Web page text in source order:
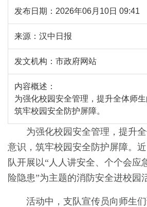
发布日期： 2026年06月10日 09:41
来源： 汉中日报
发文机构： 市政府网站
内容概述：
为强化校园安全管理，提升全体师生
筑牢校园安全防护屏障。
为强化校园安全管理，提升
意识，筑牢校园安全防护屏障。
队开展以“人人讲安全、个个会
险隐患”为主题的消防安全进校园
活动中，支队宣传员向师生